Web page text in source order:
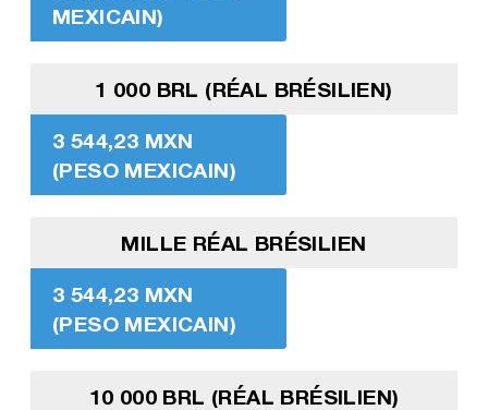
MEXICAIN)
1 000 BRL (RÉAL BRÉSILIEN)
3 544,23 MXN
(PESO MEXICAIN)
MILLE RÉAL BRÉSILIEN
3 544,23 MXN
(PESO MEXICAIN)
10 000 BRL (RÉAL BRÉSILIEN)